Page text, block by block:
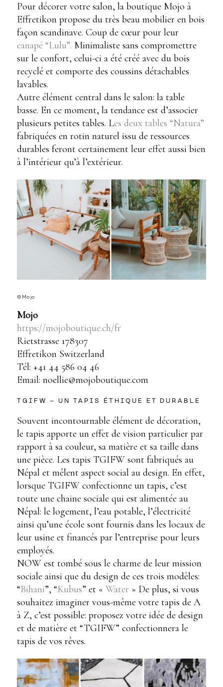
Pour décorer votre salon, la boutique Mojo à
Effretikon propose du très beau mobilier en bois
façon scandinave. Coup de cœur pour leur
canapé “Lulu”. Minimaliste sans compromettre
sur le confort, celui-ci a été créé avec du bois
recyclé et comporte des coussins détachables
lavables.
Autre élément central dans le salon: la table
basse. En ce moment, la tendance est d’associer
plusieurs petites tables. Les deux tables “Natura”
fabriquées en rotin naturel issu de ressources
durables feront certainement leur effet aussi bien
à l’intérieur qu’à l’extérieur.
©Mojo
Mojo
https://mojoboutique.ch/fr
Rietstrasse 178307
Effretikon Switzerland
Tél: +41 44 586 04 46
Email: noellie@mojoboutique.com
TGIFW – UN TAPIS ÉTHIQUE ET DURABLE
Souvent incontournable élément de décoration,
le tapis apporte un effet de vision particulier par
rapport à sa couleur, sa matière et sa taille dans
une pièce. Les tapis TGIFW sont fabriqués au
Népal et mêlent aspect social au design. En effet,
lorsque TGIFW confectionne un tapis, c’est
toute une chaine sociale qui est alimentée au
Népal: le logement, l’eau potable, l’électricité
ainsi qu’une école sont fournis dans les locaux de
leur usine et financés par l’entreprise pour leurs
employés.
NOW est tombé sous le charme de leur mission
sociale ainsi que du design de ces trois modèles:
“Bihani”, “Kubus” et « Water » De plus, si vous
souhaitez imaginer vous-même votre tapis de A
à Z, c’est possible: proposez votre idée de design
et de matière et “TGIFW” confectionnera le
tapis de vos rêves.